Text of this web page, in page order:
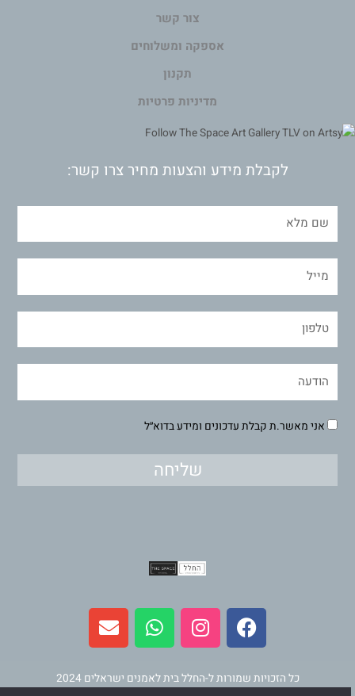
צור קשר
אספקה ומשלוחים
תקנון
מדיניות פרטיות
לקבלת מידע והצעות מחיר צרו קשר:
אני מאשר.ת קבלת עדכונים ומידע בדוא״ל
שליחה
F
a
c
b
I
n
s
a
W
h
a
s
E
n
v
l
כל הזכויות שמורות ל-החלל בית לאמנים ישראלים 2024